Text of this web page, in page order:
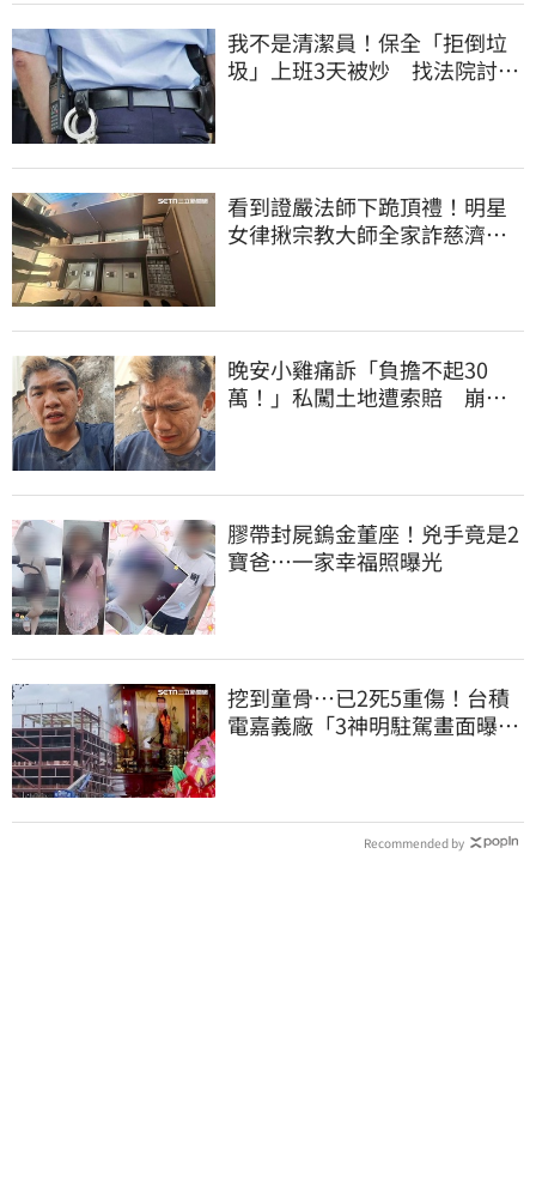
我不是清潔員！保全「拒倒垃
圾」上班3天被炒 找法院討公
看到證嚴法師下跪頂禮！明星
女律揪宗教大師全家詐慈濟…
晚安小雞痛訴「負擔不起30
萬！」私闖土地遭索賠 崩
膠帶封屍鎢金董座！兇手竟是2
寶爸…一家幸福照曝光
挖到童骨…已2死5重傷！台積
電嘉義廠「3神明駐駕畫面曝
Recommended by